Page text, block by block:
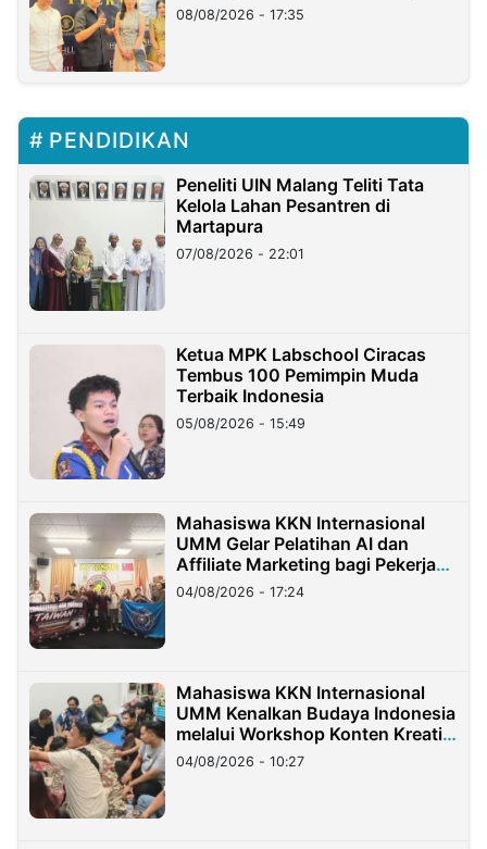
08/08/2026 - 17:35
PENDIDIKAN
Peneliti UIN Malang Teliti Tata
Kelola Lahan Pesantren di
Martapura
07/08/2026 - 22:01
Ketua MPK Labschool Ciracas
Tembus 100 Pemimpin Muda
Terbaik Indonesia
05/08/2026 - 15:49
Mahasiswa KKN Internasional
UMM Gelar Pelatihan AI dan
Affiliate Marketing bagi Pekerja
Migran Indonesia di Taiwan
04/08/2026 - 17:24
Mahasiswa KKN Internasional
UMM Kenalkan Budaya Indonesia
melalui Workshop Konten Kreatif
di Taiwan
04/08/2026 - 10:27